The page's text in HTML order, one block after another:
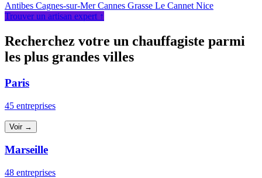
Antibes Cagnes-sur-MerCannes Grasse Le Cannet Nice
Trouver un artisan expert ↑
Recherchez votre un chauffagiste parmi
les plus grandes villes
Paris
45 entreprises
Voir →
Marseille
48 entreprises